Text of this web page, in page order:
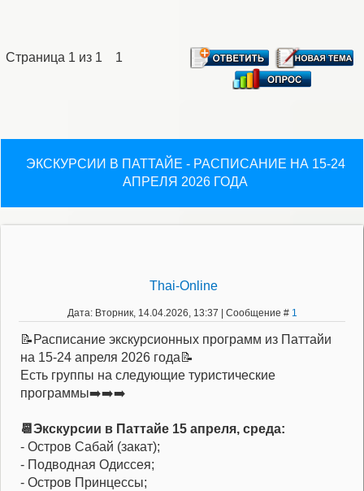
Страница 1 из 1 1
ЭКСКУРСИИ В ПАТТАЙЕ - РАСПИСАНИЕ НА 15-24
АПРЕЛЯ 2026 ГОДА
Thai-Online
Дата: Вторник, 14.04.2026, 13:37 | Сообщение # 1
📝Расписание экскурсионных программ из Паттайи
на 15-24 апреля 2026 года📝
Есть группы на следующие туристические
программы➡️➡️➡️
📆Экскурсии в Паттайе 15 апреля, среда:
- Остров Сабай (закат);
- Подводная Одиссея;
- Остров Принцессы;